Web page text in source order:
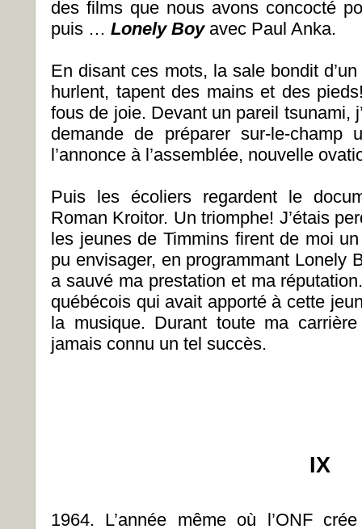
des films que nous avons concocté
puis … Lonely Boyavec Paul Anka.
En disant ces mots, la sale bondit
hurlent, tapent des mains et des
fous de joie. Devant un pareil tsunami,
demande de préparer sur-le-champ
l’annonce à l’assemblée, nouvelle
Puis les écoliers regardent le
Roman Kroitor. Un triomphe! J’étais
les jeunes de Timmins firent de moi
pu envisager, en programmant Lonely
a sauvé ma prestation et ma
québécois qui avait apporté à cette
la musique. Durant toute ma
jamais connu un tel succès.
IX
1964. L’année même où l’ONF